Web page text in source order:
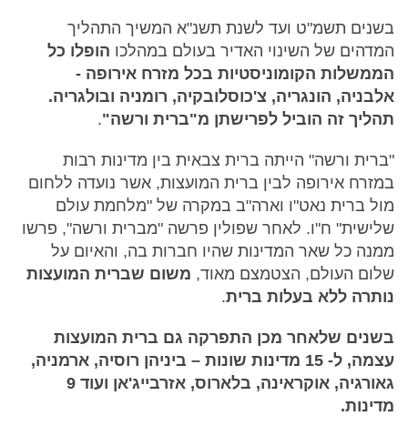
בשנים תשמ"ט ועד לשנת תשנ"א המשיך התהליך
המדהים של השינוי האדיר בעולם במהלכו הופלו כל
הממשלות הקומוניסטיות בכל מזרח אירופה -
אלבניה, הונגריה, צ'כוסלובקיה, רומניה ובולגריה.
תהליך זה הוביל לפרישתן מ"ברית ורשה".
"ברית ורשה" הייתה ברית צבאית בין מדינות רבות
במזרח אירופה לבין ברית המועצות, אשר נועדה ללחום
מול ברית נאט"ו וארה"ב במקרה של "מלחמת עולם
שלישית" ח"ו. לאחר שפולין פרשה "מברית ורשה", פרשו
ממנה כל שאר המדינות שהיו חברות בה, והאיום על
שלום העולם, הצטמצם מאוד, משום שברית המועצות
נותרה ללא בעלות ברית.
בשנים שלאחר מכן התפרקה גם ברית המועצות
עצמה, ל- 15 מדינות שונות – ביניהן רוסיה, ארמניה,
גאורגיה, אוקראינה, בלארוס, אזרבייג'אן ועוד 9
מדינות.